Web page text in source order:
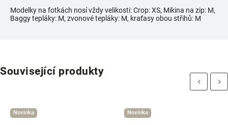
Modelky na fotkách nosí vždy velikosti:Crop: XS, Mikina na zip: M,
Baggy tepláky: M, zvonové tepláky: M, kraťasy obou střihů: M
Související produkty
Previous
Novinka Novinka
Next